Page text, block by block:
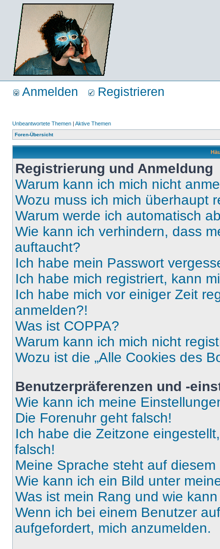
Anmelden Registrieren
Unbeantwortete Themen | Aktive Themen
Foren-Übersicht
Registrierung und Anmeldung
Warum kann ich mich nicht
Wozu muss ich mich überhaupt
Warum werde ich automatisch
Wie kann ich verhindern, dass
auftaucht?
Ich habe mein Passwort
Ich habe mich registriert, kann
Ich habe mich vor einiger Zeit
anmelden?!
Was ist COPPA?
Warum kann ich mich nicht
Wozu ist die „Alle Cookies des
Benutzerpräferenzen und -
Wie kann ich meine
Die Forenuhr geht falsch!
Ich habe die Zeitzone
falsch!
Meine Sprache steht auf
Wie kann ich ein Bild unter
Was ist mein Rang und wie
Wenn ich bei einem Benutzer
aufgefordert, mich anzumelden.